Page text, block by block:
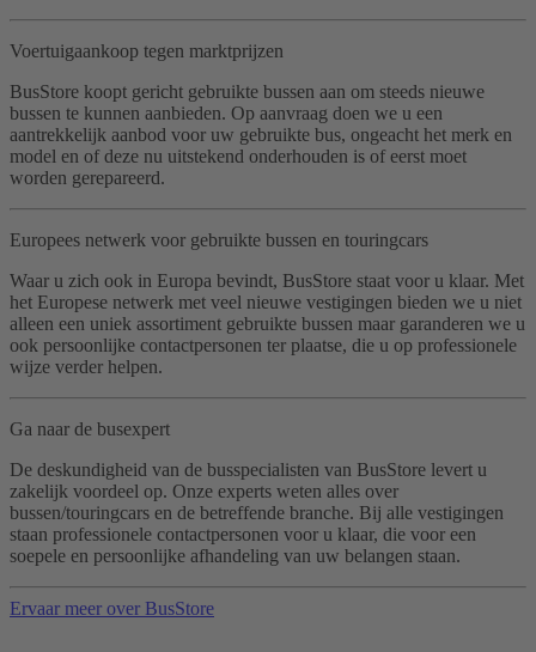
Voertuigaankoop tegen marktprijzen
BusStore koopt gericht gebruikte bussen aan om steeds nieuwe
bussen te kunnen aanbieden. Op aanvraag doen we u een
aantrekkelijk aanbod voor uw gebruikte bus, ongeacht het merk en
model en of deze nu uitstekend onderhouden is of eerst moet
worden gerepareerd.
Europees netwerk voor gebruikte bussen en touringcars
Waar u zich ook in Europa bevindt, BusStore staat voor u klaar. Met
het Europese netwerk met veel nieuwe vestigingen bieden we u niet
alleen een uniek assortiment gebruikte bussen maar garanderen we u
ook persoonlijke contactpersonen ter plaatse, die u op professionele
wijze verder helpen.
Ga naar de busexpert
De deskundigheid van de busspecialisten van BusStore levert u
zakelijk voordeel op. Onze experts weten alles over
bussen/touringcars en de betreffende branche. Bij alle vestigingen
staan professionele contactpersonen voor u klaar, die voor een
soepele en persoonlijke afhandeling van uw belangen staan.
Ervaar meer over BusStore